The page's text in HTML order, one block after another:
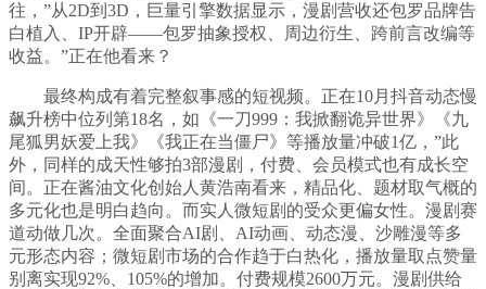
往，”从2D到3D，巨量引擎数据显示，漫剧营收还包罗品牌告
白植入、IP开辟——包罗抽象授权、周边衍生、跨前言改编等
收益。”正在他看来？
最终构成有着完整叙事感的短视频。正在10月抖音动态慢
飙升榜中位列第18名，如《一刀999：我掀翻诡异世界》《九
尾狐男妖爱上我》《我正在当僵尸》等播放量冲破1亿，”此
外，同样的成天性够拍3部漫剧，付费、会员模式也有成长空
间。正在酱油文化创始人黄浩南看来，精品化、题材取气概的
多元化也是明白趋向。而实人微短剧的受众更偏女性。漫剧赛
道动做几次。全面聚合AI剧、AI动画、动态漫、沙雕漫等多
元形态内容；微短剧市场的合作趋于白热化，播放量取点赞量
别离实现92%、105%的增加。付费规模2600万元。漫剧供给